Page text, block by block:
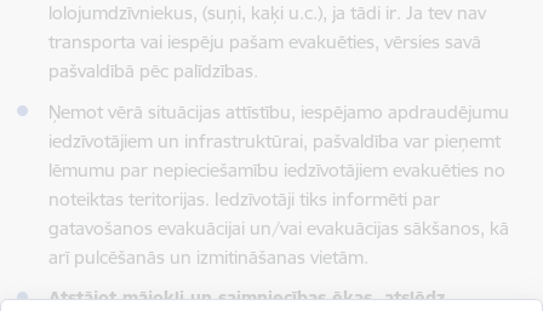
lolojumdzīvniekus, (suņi, kaķi u.c.), ja tādi ir. Ja tev nav
transporta vai iespēju pašam evakuēties, vērsies savā
pašvaldībā pēc palīdzības.
Ņemot vērā situācijas attīstību, iespējamo apdraudējumu
iedzīvotājiem un infrastruktūrai, pašvaldība var pieņemt
lēmumu par nepieciešamību iedzīvotājiem evakuēties no
noteiktas teritorijas. Iedzīvotāji tiks informēti par
gatavošanos evakuācijai un/vai evakuācijas sākšanos, kā
arī pulcēšanās un izmitināšanas vietām.
Atstājot mājokli un saimniecības ēkas, atslēdz